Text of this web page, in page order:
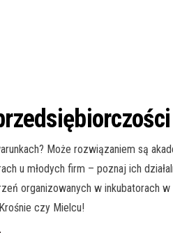
Może rozwiązaniem są
u młodych firm – poznaj ich
organizowanych w inkubatorach
czy Mielcu!